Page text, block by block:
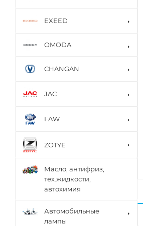
EXEED
OMODA
CHANGAN
JAC
FAW
ZOTYE
Масло, антифриз,
тех.жидкости,
автохимия
Автомобильные
лампы